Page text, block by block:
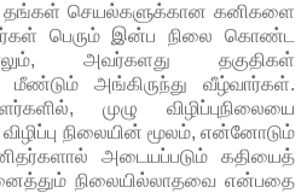
தங்கள் செயல்களுக்கான கனிகளை
பெரும் இன்ப நிலை கொண்ட
அவர்களது தகுதிகள்
அங்கிருந்து வீழ்வார்கள்.
முழு விழிப்புநிலையை
நிலையின் மூலம், என்னோடும்
அடையப்படும் கதியைத்
நிலையில்லாதவை என்பதை